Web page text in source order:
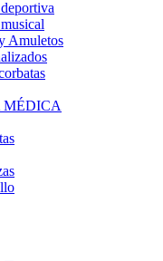
Amuletos
MÉDICA